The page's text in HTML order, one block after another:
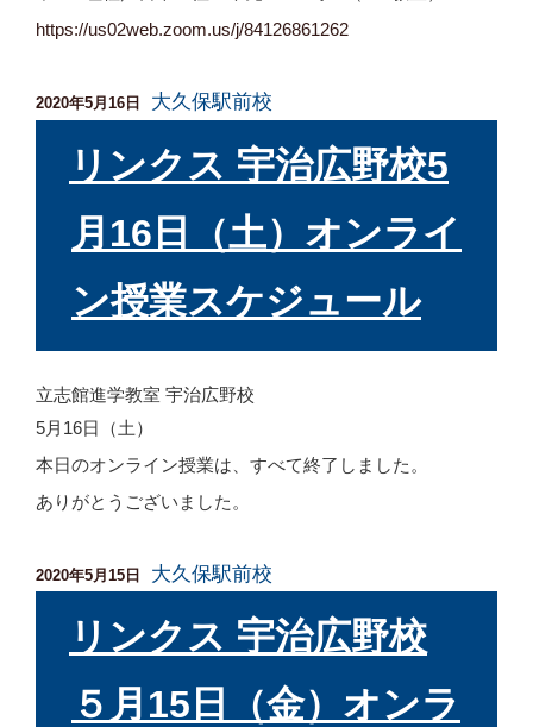
https://us02web.zoom.us/j/84126861262
投
2020年5月16日 大久保駅前校
リンクス 宇治広野校5
月16日（土）オンライ
ン授業スケジュール
立志館進学教室 宇治広野校
5月16日（土）
本日のオンライン授業は、すべて終了しました。
ありがとうございました。
投
2020年5月15日 大久保駅前校
リンクス 宇治広野校
５月15日（金）オンラ